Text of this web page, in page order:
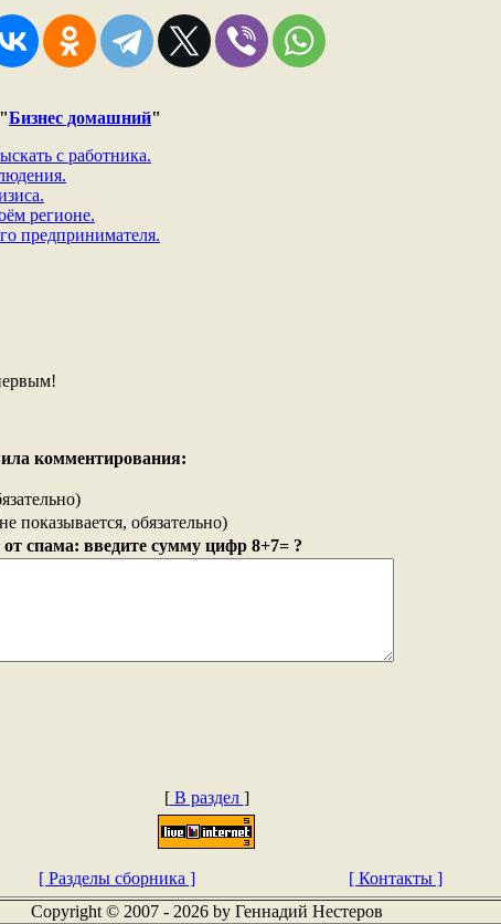
Бизнес домашний"
с работника.
регионе.
предпринимателя.
комментирования:
показывается, обязательно)
спама: введите сумму цифр 8+7= ?
[В раздел ]
[ Разделы сборника ]
[ Контакты ]
Copyright © 2007 - 2026 by Геннадий Нестеров